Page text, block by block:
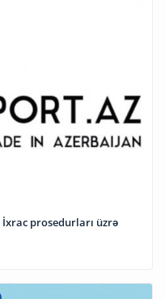
prosedurları üzrə